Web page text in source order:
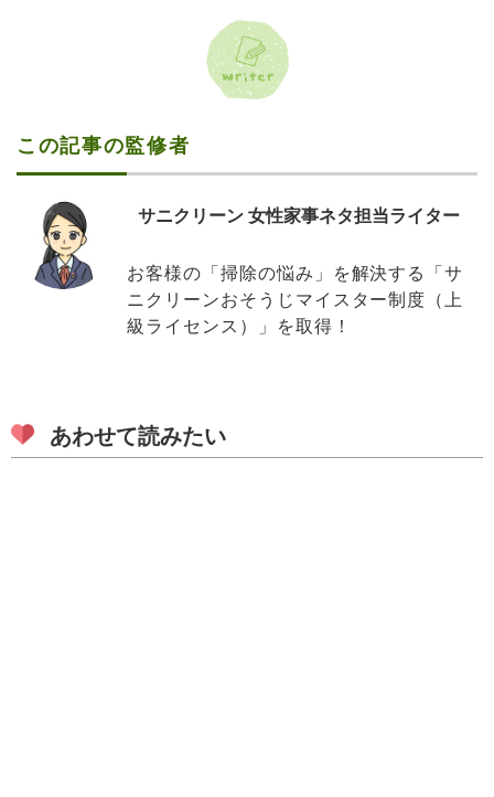
この記事の監修者
サニクリーン 女性家事ネタ担当ライター
お客様の「掃除の悩み」を解決する「サ
ニクリーンおそうじマイスター制度（上
級ライセンス）」を取得！
あわせて読みたい